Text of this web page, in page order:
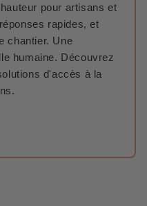
pour artisans et
rapides, et
chantier. Une
humaine. Découvrez
d'accès à la